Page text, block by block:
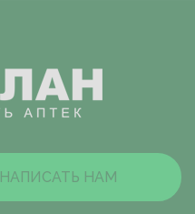
НАПИСАТЬ НАМ